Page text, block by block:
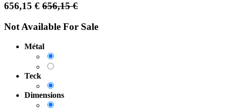
656,15 € 656,15€
Not Available For Sale
Métal
Teck
Dimensions